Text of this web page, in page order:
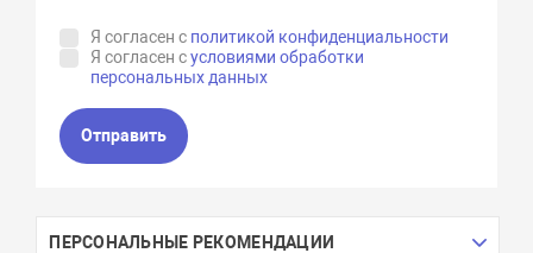
Я согласен с политикой конфиденциальности
Я согласен сусловиями обработки
персональных данных
Отправить
ПЕРСОНАЛЬНЫЕ РЕКОМЕНДАЦИИ